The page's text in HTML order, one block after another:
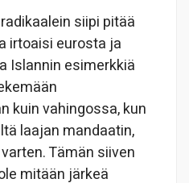
siipi pitää
irtoaisi eurosta ja
Islannin esimerkkiä
kuin vahingossa, kun
laajan mandaatin,
Tämän siiven
mitään järkeä